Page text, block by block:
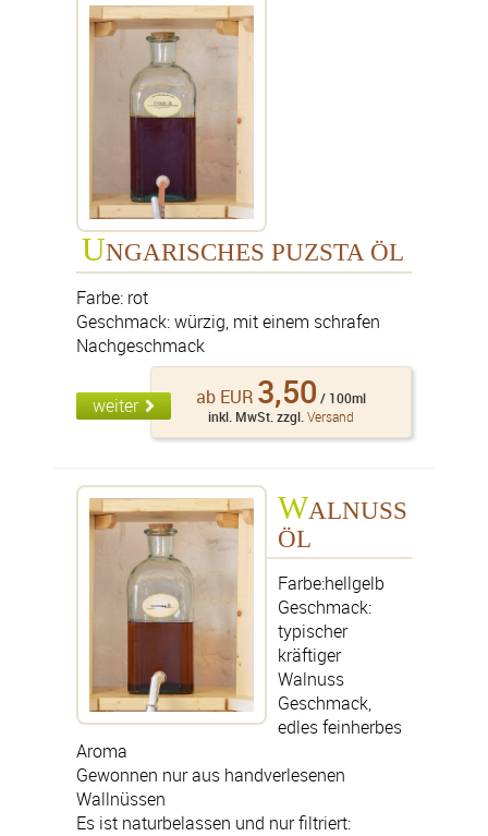
UNGARISCHES PUZSTA ÖL
Farbe: rot
Geschmack: würzig, mit einem schrafen
Nachgeschmack
ab EUR 3,50 / 100ml
inkl. MwSt. zzgl. Versand
weiter
WALNUSS
ÖL
Farbe:hellgelb
Geschmack:
typischer
kräftiger
Walnuss
Geschmack,
edles feinherbes
Aroma
Gewonnen nur aus handverlesenen
Wallnüssen
Es ist naturbelassen und nur filtriert: